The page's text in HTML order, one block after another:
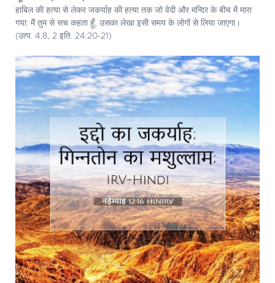
हाबिल की हत्या से लेकर जकर्याह की हत्या तक जो वेदी और मन्दिर के बीच में मारा
गया: मैं तुम से सच कहता हूँ; उसका लेखा इसी समय के लोगों से लिया जाएगा।
(उत्प. 4:8, 2 इति. 24:20-21)